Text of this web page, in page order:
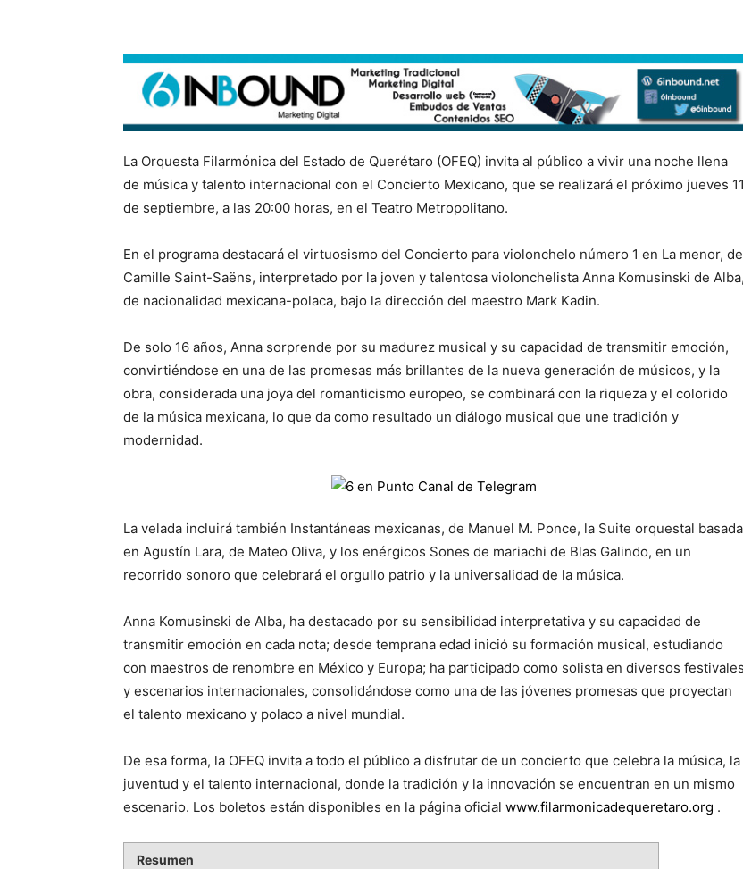
La Orquesta Filarmónica del Estado de Querétaro (OFEQ) invita al público a vivir una noche llena
de música y talento internacional con el Concierto Mexicano, que se realizará el próximo jueves 11
de septiembre, a las 20:00 horas, en el Teatro Metropolitano.
En el programa destacará el virtuosismo del Concierto para violonchelo número 1 en La menor, de
Camille Saint-Saëns, interpretado por la joven y talentosa violonchelista Anna Komusinski de Alba,
de nacionalidad mexicana-polaca, bajo la dirección del maestro Mark Kadin.
De solo 16 años, Anna sorprende por su madurez musical y su capacidad de transmitir emoción,
convirtiéndose en una de las promesas más brillantes de la nueva generación de músicos, y la
obra, considerada una joya del romanticismo europeo, se combinará con la riqueza y el colorido
de la música mexicana, lo que da como resultado un diálogo musical que une tradición y
modernidad.
La velada incluirá también Instantáneas mexicanas, de Manuel M. Ponce, la Suite orquestal basada
en Agustín Lara, de Mateo Oliva, y los enérgicos Sones de mariachi de Blas Galindo, en un
recorrido sonoro que celebrará el orgullo patrio y la universalidad de la música.
Anna Komusinski de Alba, ha destacado por su sensibilidad interpretativa y su capacidad de
transmitir emoción en cada nota; desde temprana edad inició su formación musical, estudiando
con maestros de renombre en México y Europa; ha participado como solista en diversos festivales
y escenarios internacionales, consolidándose como una de las jóvenes promesas que proyectan
el talento mexicano y polaco a nivel mundial.
De esa forma, la OFEQ invita a todo el público a disfrutar de un concierto que celebra la música, la
juventud y el talento internacional, donde la tradición y la innovación se encuentran en un mismo
escenario. Los boletos están disponibles en la página oficial www.filarmonicadequeretaro.org .
Resumen